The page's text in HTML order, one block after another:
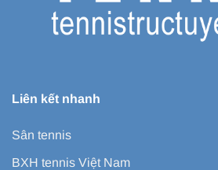
Liên kết nhanh
Sân tennis
BXH tennis Việt Nam